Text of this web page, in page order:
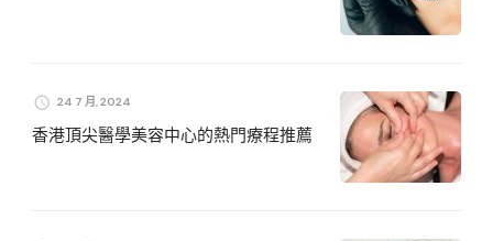
24 7 月, 2024
香港頂尖醫學美容中心的熱門療程推薦